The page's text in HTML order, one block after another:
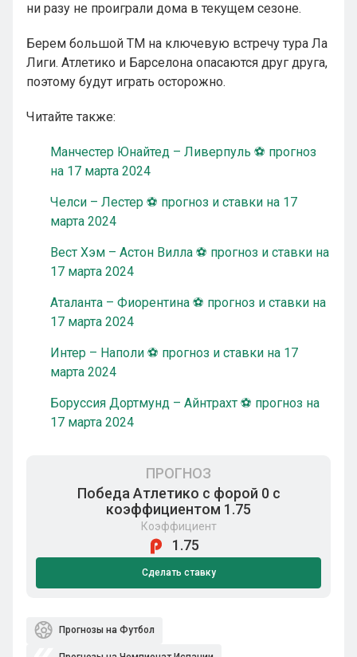
ни разу не проиграли дома в текущем сезоне.
Берем большой ТМ на ключевую встречу тура Ла
Лиги. Атлетико и Барселона опасаются друг друга,
поэтому будут играть осторожно.
Читайте также:
Манчестер Юнайтед – Ливерпуль ⚽ прогноз
на 17 марта 2024
Челси – Лестер ⚽ прогноз и ставки на 17
марта 2024
Вест Хэм – Астон Вилла ⚽ прогноз и ставки на
17 марта 2024
Аталанта – Фиорентина ⚽ прогноз и ставки на
17 марта 2024
Интер – Наполи ⚽ прогноз и ставки на 17
марта 2024
Боруссия Дортмунд – Айнтрахт ⚽ прогноз на
17 марта 2024
ПРОГНОЗ
Победа Атлетико с форой 0 с
коэффициентом 1.75
Коэффициент
1.75
Сделать ставку
Прогнозы на Футбол